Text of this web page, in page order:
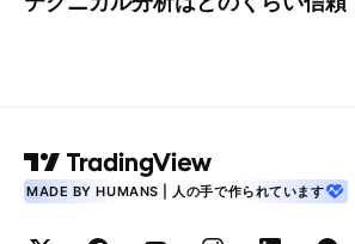
MADE BY HUMANS | 人の手で作られています